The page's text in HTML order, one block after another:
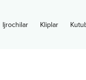
Ijrochilar Kliplar